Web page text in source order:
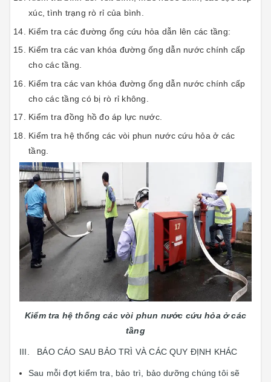
xúc, tình trạng rò rỉ của bình.
Kiểm tra các đường ống cứu hỏa dẫn lên các tầng:
Kiểm tra các van khóa đường ống dẫn nước chính cấp
cho các tầng.
Kiểm tra các van khóa đường ống dẫn nước chính cấp
cho các tầng có bị rò rỉ không.
Kiểm tra đồng hồ đo áp lực nước.
Kiểm tra hệ thống các vòi phun nước cứu hỏa ở các
tầng.
Kiểm tra hệ thống các vòi phun nước cứu hỏa ở các
tầng
III. BÁO CÁO SAU BẢO TRÌ VÀ CÁC QUY ĐỊNH KHÁC
Sau mỗi đợt kiểm tra, bảo trì, bảo dưỡng chúng tôi sẽ